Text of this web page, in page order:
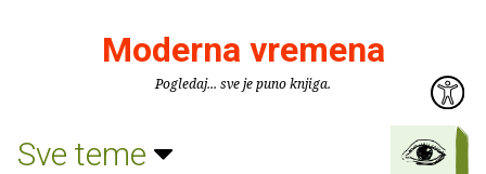
Moderna vremena
Pogledaj... sve je puno knjiga.
Sve teme